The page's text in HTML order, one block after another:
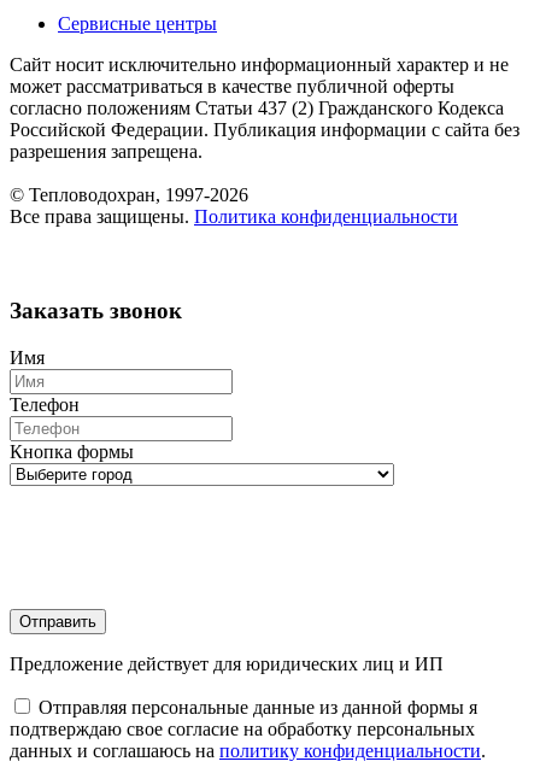
Сервисные центры
Сайт носит исключительно информационный характер и не
может рассматриваться в качестве публичной оферты
согласно положениям Статьи 437 (2) Гражданского Кодекса
Российской Федерации. Публикация информации с сайта без
разрешения запрещена.
© Тепловодохран, 1997-2026
Все права защищены. Политика конфиденциальности
Заказать звонок
Имя
Телефон
Кнопка формы
Отправить
Предложение действует для юридических лиц и ИП
Отправляя персональные данные из данной формы я
подтверждаю свое согласие на обработку персональных
данных и соглашаюсь на политику конфиденциальности.